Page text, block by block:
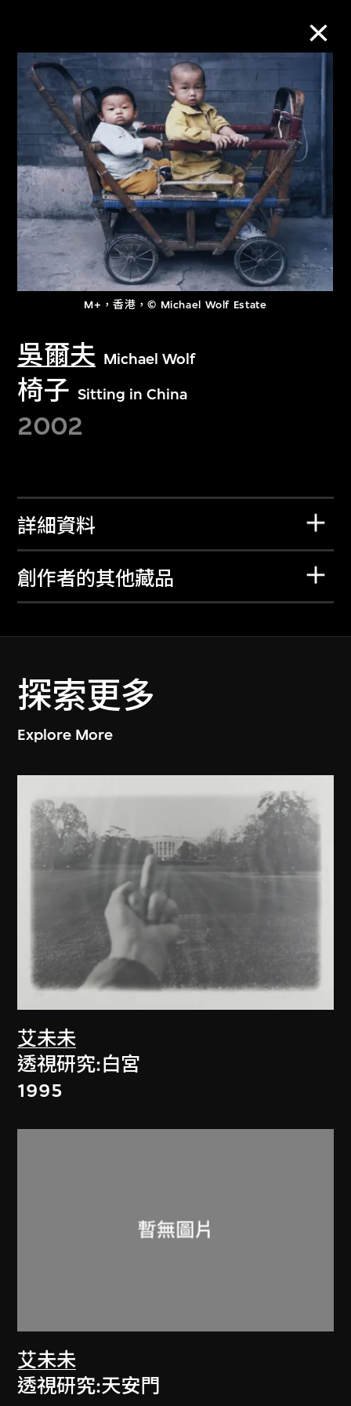
M+，香港，© Michael Wolf Estate
吳爾夫 Michael Wolf
椅子 Sitting in China
2002
詳細資料
創作者的其他藏品
探索更多
Explore More
艾未未
透視研究:白宮
1995
艾未未
透視研究:天安門
M+藏品
進一步篩選 搜索
關於M+藏品
探索世界頂級的二十及二十一世紀視覺